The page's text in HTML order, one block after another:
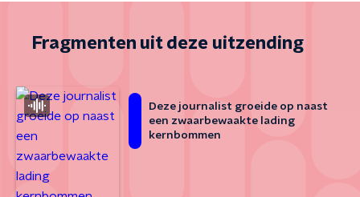
Fragmenten uit deze uitzending
Deze journalist groeide op naast
een zwaarbewaakte lading
kernbommen